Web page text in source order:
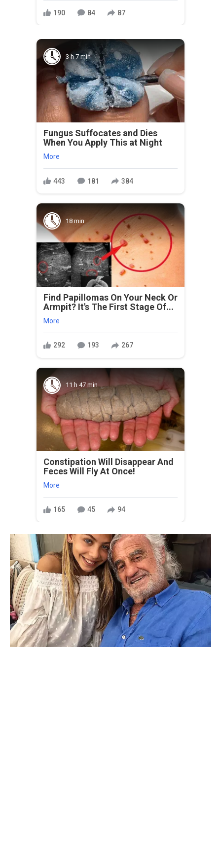
190 84 87
3 h 7 min
Fungus Suffocates and Dies
When You Apply This at Night
More
443 181 384
18 min
Find Papillomas On Your Neck Or
Armpit? It's The First Stage Of...
More
292 193 267
11 h 47 min
Constipation Will Disappear And
Feces Will Fly At Once!
More
165 45 94